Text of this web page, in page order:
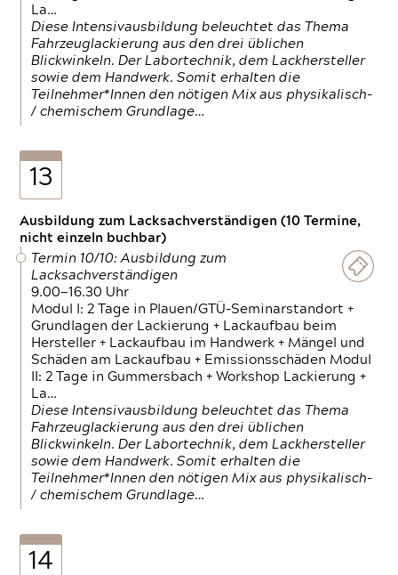
La…
Diese Intensivausbildung beleuchtet das Thema
Fahrzeuglackierung aus den drei üblichen
Blickwinkeln. Der Labortechnik, dem Lackhersteller
sowie dem Handwerk. Somit erhalten die
Teilnehmer*Innen den nötigen Mix aus physikalisch-
/ chemischem Grundlage…
13
Ausbildung zum Lacksachverständigen (10 Termine,
nicht einzeln buchbar)
Termin 10/10: Ausbildung zum
Lacksachverständigen
9.00—16.30 Uhr
Modul I: 2 Tage in Plauen/GTÜ-Seminarstandort +
Grundlagen der Lackierung + Lackaufbau beim
Hersteller + Lackaufbau im Handwerk + Mängel und
Schäden am Lackaufbau + Emissionsschäden Modul
II: 2 Tage in Gummersbach + Workshop Lackierung +
La…
Diese Intensivausbildung beleuchtet das Thema
Fahrzeuglackierung aus den drei üblichen
Blickwinkeln. Der Labortechnik, dem Lackhersteller
sowie dem Handwerk. Somit erhalten die
Teilnehmer*Innen den nötigen Mix aus physikalisch-
/ chemischem Grundlage…
14